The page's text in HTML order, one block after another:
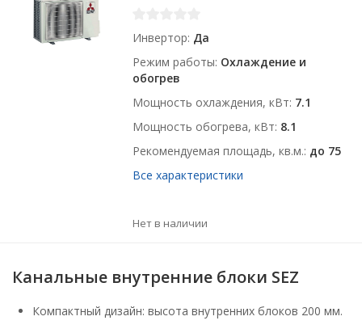
Инвертор Да
Режим работы Охлаждение и
обогрев
Мощность охлаждения, кВт 7.1
Мощность обогрева, кВт 8.1
Рекомендуемая площадь, кв.м. до 75
Все характеристики
Нет в наличии
Канальные внутренние блоки SEZ
Компактный дизайн: высота внутренних блоков 200 мм.